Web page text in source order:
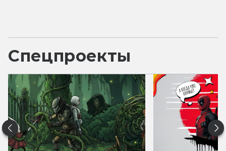
Спецпроекты